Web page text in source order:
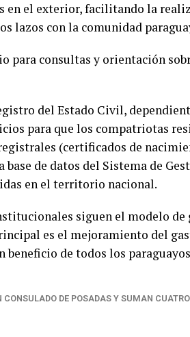
en el exterior, facilitando la
lazos con la comunidad
para consultas y orientación
del Estado Civil,
para que los compatriotas
(certificados de
de datos del Sistema de
en el territorio nacional.
siguen el modelo
es el mejoramiento del
de todos los
DE POSADAS Y SUMAN